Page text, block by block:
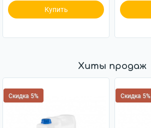
Купить
Хиты продаж
Скидка 5% Скидка 5%